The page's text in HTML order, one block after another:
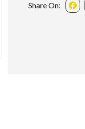
Share On: